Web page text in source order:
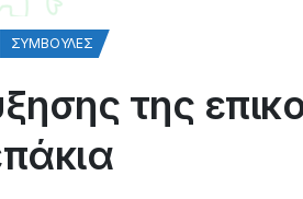
ΣΥΜΒΟΥΛΈΣ
της